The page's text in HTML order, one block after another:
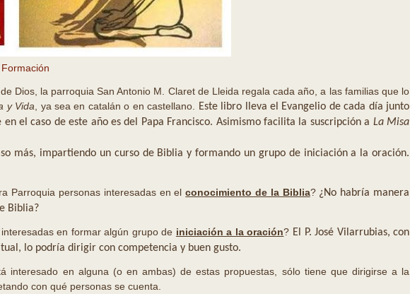
Formación
Dios, la parroquia San Antonio M. Claret de Lleida regala cada año, a las familias que lo
y Vida , ya sea en catalán o en castellano.
Este libro lleva el Evangelio de cada día junto
el caso de este año es del Papa Francisco. Asimismo facilita la suscripción a La Misa
más, impartiendo un curso de Biblia y formando un grupo de iniciación a la oración.
personas interesadas en elconocimiento de la Biblia? ¿No habría manera
Biblia?
en formar algún grupo de iniciación a la oración? El P. José Vilarrubias, con
lo podría dirigir con competencia y buen gusto.
interesado en alguna (o en ambas) de estas propuestas, sólo tiene que dirigirse a la
con qué personas se cuenta.